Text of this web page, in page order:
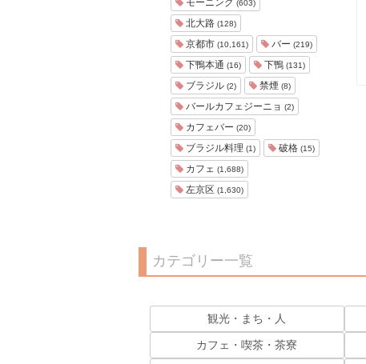
モーニング (603)
北大路 (128)
京都市 (10,161) バー (219)
下鴨本通 (16) 下鴨 (131)
ブラジル (2) 禁煙 (8)
バールカフェジーニョ (2)
カフェバー (20)
ブラジル料理 (1) 破格 (15)
カフェ (1,688)
左京区 (1,630)
カテゴリー一覧
観光・まち・人
カフェ・喫茶・茶寮